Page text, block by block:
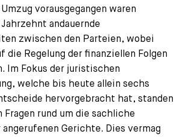
Staff
answers
us
vorausgegangen waren
andauernde
zwischen den Parteien, wobei
die Regelung der finanziellen Folgen
Im Fokus der juristischen
welche bis heute allein sechs
hervorgebracht hat, standen
rund um die sachliche
Gerichte. Dies vermag